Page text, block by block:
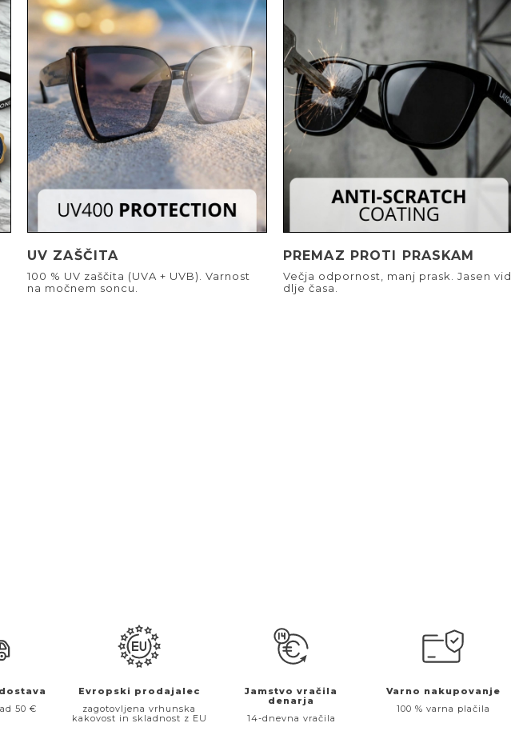
UV ZAŠČITA
100 % UV zaščita (UVA + UVB). Varnost
na močnem soncu.
PREMAZ PROTI PRASKAM
Večja odpornost, manj prask. Jasen vid
dlje časa.
50 €
Evropski prodajalec
zagotovljena vrhunska
kakovost in skladnost z EU
Jamstvo vračila
denarja
14-dnevna vračila
Varno nakupovanje
100 % varna plačila